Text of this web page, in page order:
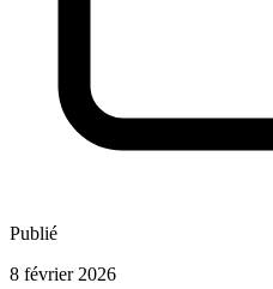
Publié
8 février 2026